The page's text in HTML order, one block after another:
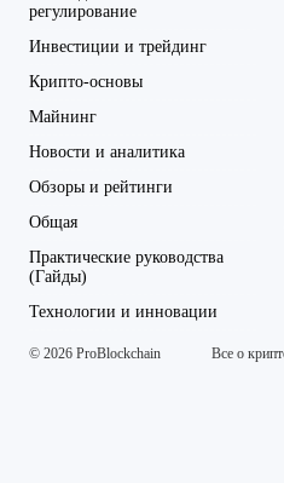
регулирование
Инвестиции и трейдинг
Крипто-основы
Майнинг
Новости и аналитика
Обзоры и рейтинги
Общая
Практические руководства
(Гайды)
Технологии и инновации
© 2026 ProBlockchain Все о